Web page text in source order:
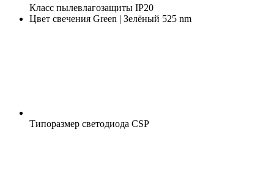
Класс пылевлагозащиты IP20
Цвет свечения Green | Зелёный 525 nm
Типоразмер светодиода CSP